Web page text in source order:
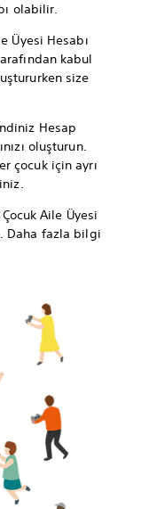
olabilir.
Üyesi Hesabı
kabul
size
Hesap
oluşturun.
çocuk için ayrı
Aile Üyesi
Daha fazla bilgi